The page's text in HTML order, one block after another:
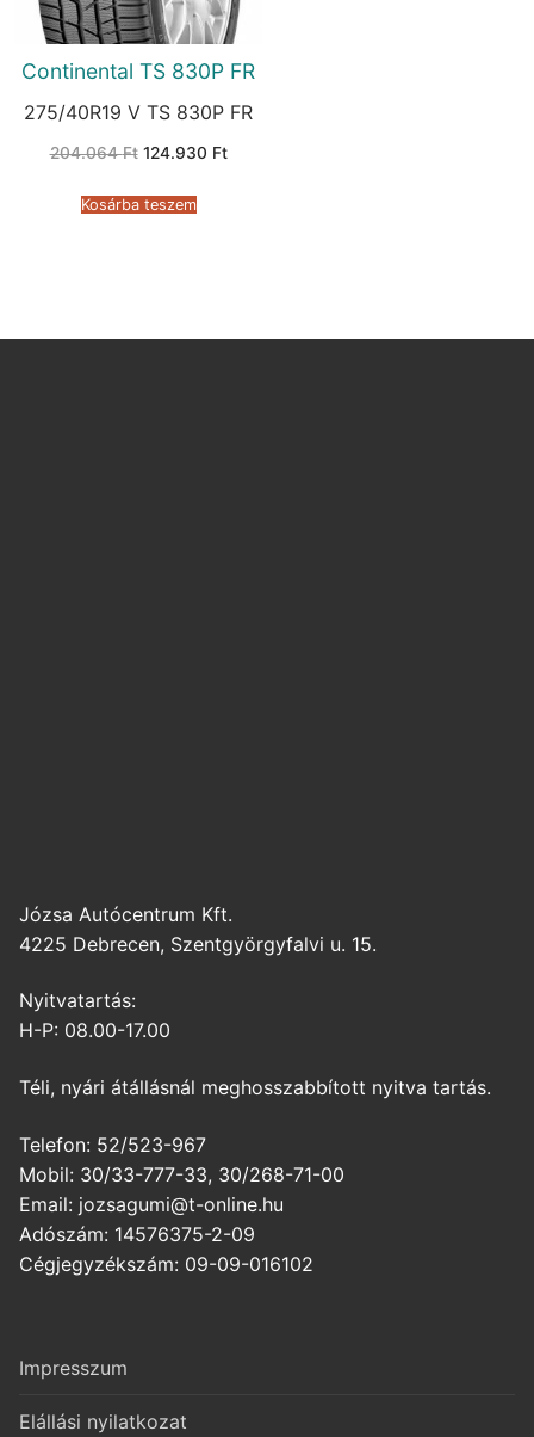
Continental TS 830P FR
275/40R19 V TS 830P FR
204.064Ft Original
204.064 Ft.
124.930 FtCurrent
Kosárba teszem
Józsa Autócentrum Kft.
4225 Debrecen, Szentgyörgyfalvi u. 15.
Nyitvatartás:
H-P: 08.00-17.00
Téli, nyári átállásnál meghosszabbított nyitva tartás.
Telefon: 52/523-967
Mobil: 30/33-777-33, 30/268-71-00
Email: jozsagumi@t-online.hu
Adószám: 14576375-2-09
Cégjegyzékszám: 09-09-016102
Impresszum
Elállási nyilatkozat